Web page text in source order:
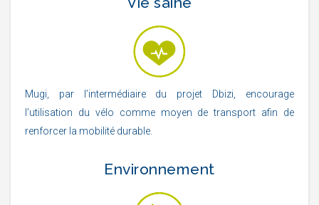
Mugi, par l’intermédiaire du projet Dbizi, encourage
l’utilisation du vélo comme moyen de transport afin de
renforcer la mobilité durable.
Environnement